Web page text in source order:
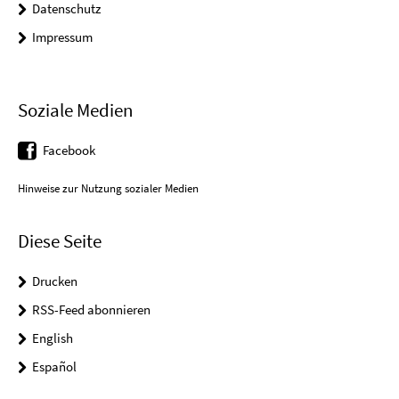
Datenschutz
Impressum
Soziale Medien
Facebook
Hinweise zur Nutzung sozialer Medien
Diese Seite
Drucken
RSS-Feed abonnieren
English
Español